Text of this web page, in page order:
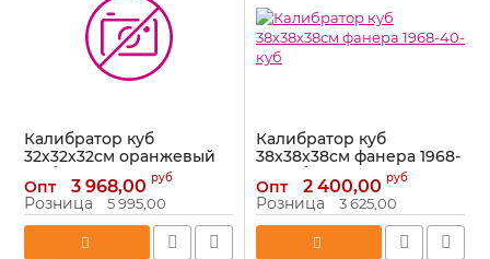
Калибратор куб
32х32х32см оранжевый
на болтах АП-705
Артикул: АП-705
Опт 3 968,00 руб
Розница 5 995,00
Калибратор куб
38х38х38см фанера 1968-
40-куб
Артикул: 1968-70-куб
Опт 2 400,00 руб
Розница 3 625,00